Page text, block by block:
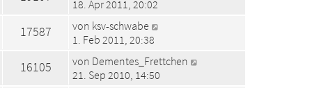
18. Apr 2011, 20:02
17587 von ksv-schwabe
1. Feb 2011, 20:38
16105 von Dementes_Frettchen
21. Sep 2010, 14:50